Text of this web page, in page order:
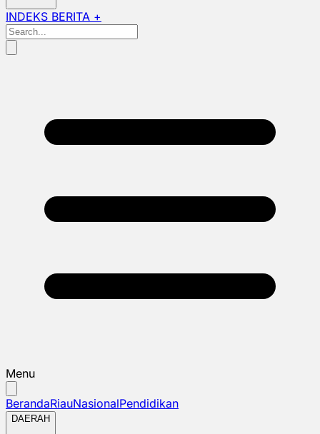
INDEKS BERITA +
Menu
BerandaRiauNasionalPendidikan
DAERAH